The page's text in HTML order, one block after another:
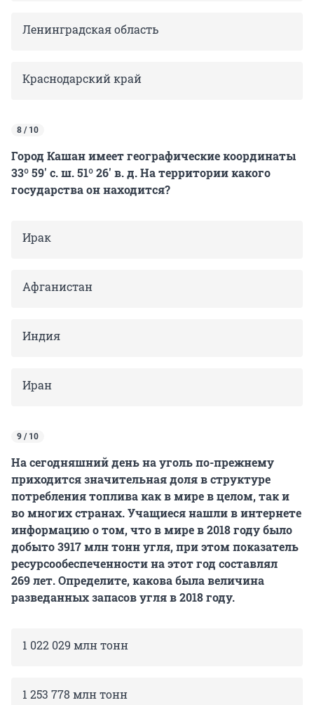
Ленинградская область
Краснодарский край
8 / 10
Город Кашан имеет географические координаты
33º 59′ с. ш.51º 26′ в. д.На территории какого
государства он находится?
Ирак
Афганистан
Индия
Иран
9 / 10
На сегодняшний день на уголь по-прежнему
приходится значительная доля в структуре
потребления топлива как в мире в целом, так и
во многих странах. Учащиеся нашли в интернете
информацию о том, что в мирев 2018 годубыло
добыто3917 млнтонн угля, при этом показатель
ресурсообеспеченности на этот год составлял
269 лет. Определите, какова была величина
разведанных запасов угляв 2018 году.
1 022 029 млн тонн
1 253 778 млн тонн